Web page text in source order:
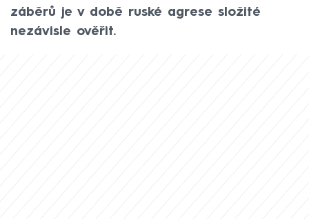
záběrů je v době ruské agrese složité
nezávisle ověřit.